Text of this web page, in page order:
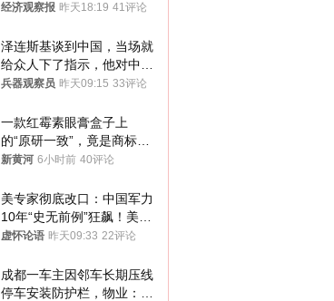
经济观察报 昨天18:19 41评论
泽连斯基谈到中国，当场就
给众人下了指示，他对中国
和中乌关系，显然又有了新
兵器观察员 昨天09:15 33评论
一款红霉素眼膏盒子上
的“原研一致”，竟是商标！
律师：极易误导消费者；网
新黄河 6小时前 40评论
美专家彻底改口：中国军力
10年“史无前例”狂飙！美军
真慌了
虚怀论语 昨天09:33 22评论
成都一车主因邻车长期压线
停车安装防护栏，物业：不